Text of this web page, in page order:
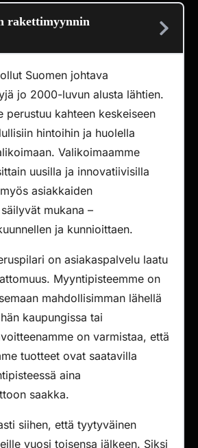
rakettimyynnin
Suomen johtava
jo 2000-luvun alusta lähtien.
perustuu kahteen keskeiseen
hintoihin ja huolella
Valikoimaamme
uusilla ja innovatiivisilla
asiakkaiden
mukana –
ja kunnioittaen.
on asiakaspalvelu laatu
Myyntipisteemme on
mahdollisimman lähellä
kaupungissa tai
on varmistaa, että
tuotteet ovat saatavilla
aina
saakka.
siihen, että tyytyväinen
vuosi toisensa jälkeen. Siksi